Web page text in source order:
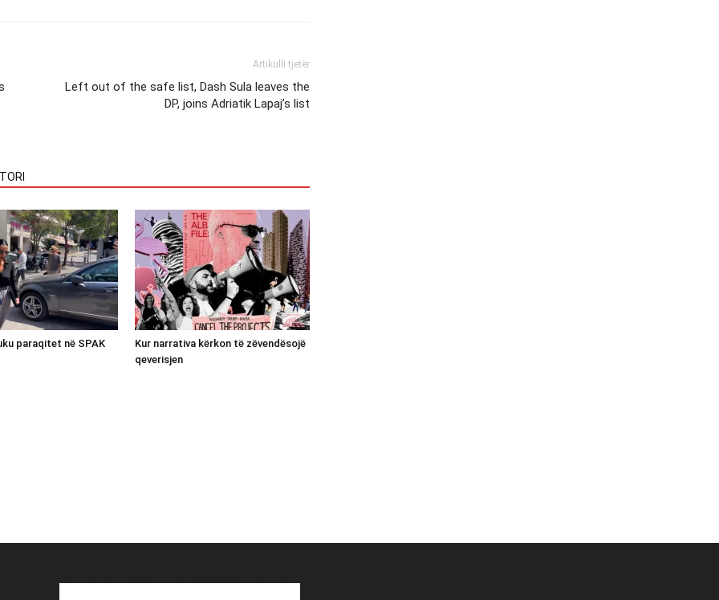
Artikulli tjetër
Left out of the safe list, Dash Sula leaves the
DP, joins Adriatik Lapaj’s list
paraqitet në SPAK
Kur narrativa kërkon të zëvendësojë
qeverisjen